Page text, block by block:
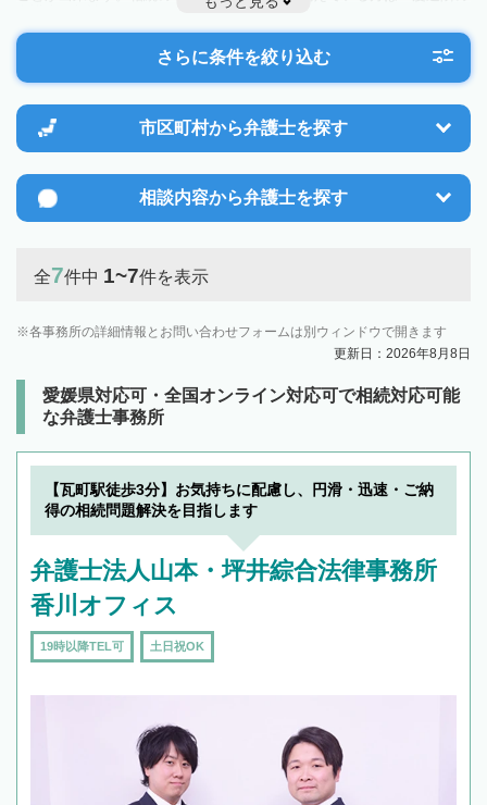
弁護士に相談してみましょう。
さらに条件を絞り込む
市区町村から弁護士を探す
相談内容から弁護士を探す
全7件中 1~7件を表示
各事務所の詳細情報とお問い合わせフォームは別ウィンドウで開きます
更新日：2026年8月8日
愛媛県対応可・全国オンライン対応可で相続対応可能
な弁護士事務所
【瓦町駅徒歩3分】お気持ちに配慮し、円滑・迅速・ご納
得の相続問題解決を目指します
弁護士法人山本・坪井綜合法律事務所
香川オフィス
19時以降TEL可 土日祝OK